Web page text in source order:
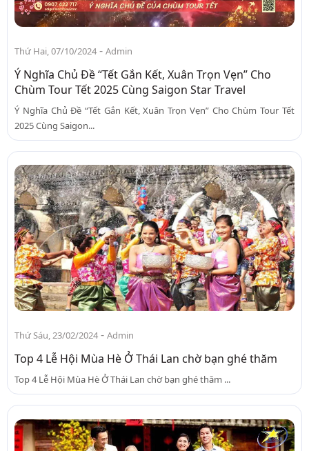
Thứ Hai, 07/10/2024 - Admin
Ý Nghĩa Chủ Đề “Tết Gắn Kết, Xuân Trọn Vẹn” Cho
Chùm Tour Tết 2025 Cùng Saigon Star Travel
Ý Nghĩa Chủ Đề “Tết Gắn Kết, Xuân Trọn Vẹn” Cho Chùm Tour Tết
2025 Cùng Saigon...
Thứ Sáu, 23/02/2024 - Admin
Top 4 Lễ Hội Mùa Hè Ở Thái Lan chờ bạn ghé thăm
Top 4 Lễ Hội Mùa Hè Ở Thái Lan chờ bạn ghé thăm ...